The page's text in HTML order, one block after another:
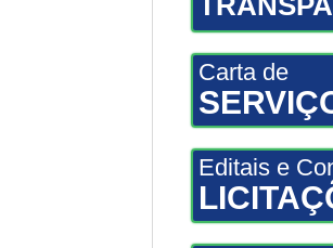
Carta de
Editais e